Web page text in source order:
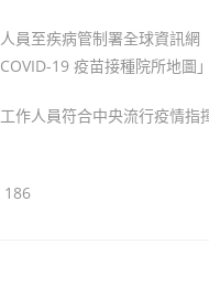
員至疾病管制署全球資訊
19 疫苗接種院所地圖
作人員符合中央流行疫情
186